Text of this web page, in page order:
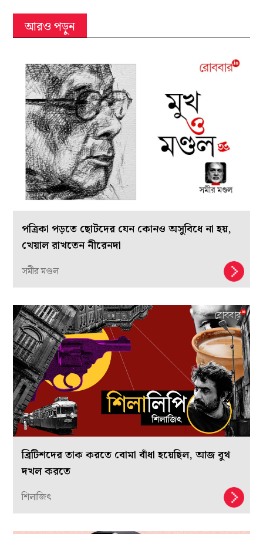
আরও পড়ুন
পত্রিকা পড়তে ছোটদের যেন কোনও অসুবিধে না হয়,
খেয়াল রাখতেন নীরেনদা
সমীর মণ্ডল
ব্রিটিশদের তাক করতে বোমা বাঁধা হয়েছিল, আজ বুথ
দখল করতে
শিলাজিৎ